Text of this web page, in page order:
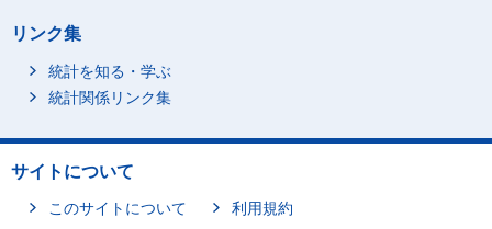
リンク集
統計を知る・学ぶ
統計関係リンク集
サイトについて
このサイトについて
利用規約